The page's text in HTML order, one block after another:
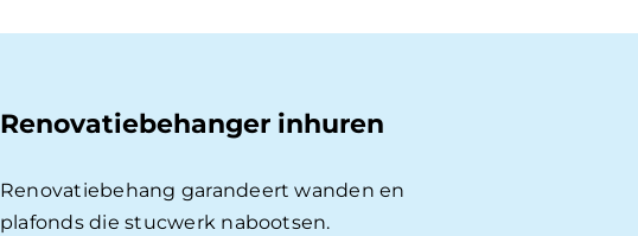
Renovatiebehanger inhuren
Renovatiebehang garandeert wanden en
plafonds die stucwerk nabootsen.